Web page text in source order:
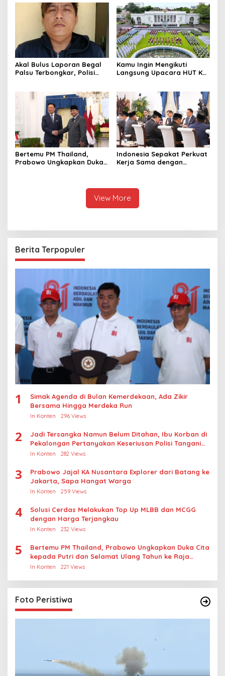
Terbaik Dunia
Diringkus dan Barang Bukti
1,1 Ton Rp119 Miliar
Dimusnahkan
Akal Bulus Laporan Begal
Palsu Terbongkar, Polisi
Kamu Ingin Mengikuti
Langsung Upacara HUT Ke-
Pendaftaran Resminya di
Sini
Bertemu PM Thailand,
Prabowo Ungkapkan Duka
Indonesia Sepakat Perkuat
Kerja Sama dengan
View More
Berita Terpopuler
1
Simak Agenda di Bulan Kemerdekaan, Ada Zikir
Bersama Hingga Merdeka Run
In Konten 296 Views
2
Jadi Tersangka Namun Belum Ditahan, Ibu Korban di
Pekalongan Pertanyakan Keseriusan Polisi Tangani
Kasus Rudapksa Sampai Anaknya Hamil
In Konten 282 Views
3
Prabowo Jajal KA Nusantara Explorer dari Batang ke
Jakarta, Sapa Hangat Warga
In Konten 259 Views
4
Solusi Cerdas Melakukan Top Up MLBB dan MCGG
dengan Harga Terjangkau
In Konten 232 Views
5
Bertemu PM Thailand, Prabowo Ungkapkan Duka Cita
kepada Putri dan Selamat Ulang Tahun ke Raja
Thailand
In Konten 221 Views
Foto Peristiwa